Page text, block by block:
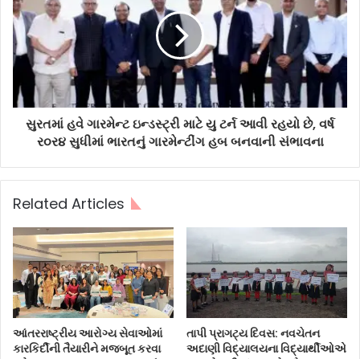
સુરતમાં હવે ગારમેન્ટ ઇન્ડસ્ટ્રી માટે યુ ટર્ન આવી રહયો છે, વર્ષ
ર૦ર૪ સુધીમાં ભારતનું ગારમેન્ટીંગ હબ બનવાની સંભાવના
Related Articles
આંતરરાષ્ટ્રીય આરોગ્ય સેવાઓમાં
કારકિર્દીની તૈયારીને મજબૂત કરવા
તાપી પ્રાગટ્ય દિવસ: નવચેતન
અદાણી વિદ્યાલયના વિદ્યાર્થીઓએ